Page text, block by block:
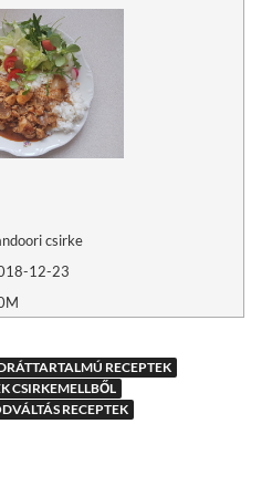
csirke
12-23
RECEPTEK
CSIRKEMELLBŐL
RECEPTEK